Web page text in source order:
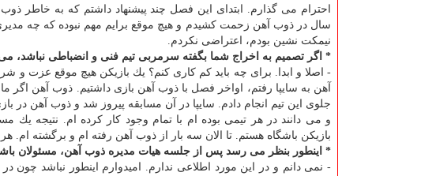
سال در ذوب آهن زحمت كشیدم و هیچ موقع برایم مهم نبوده كه چه
نیمكت نشین بودم، اعتراضی نكردم.
* اگر تصمیم به اخراج شما بگفته سرمربی تیم فنی و انضباطی نباشد،
- اصلا و ابدا. برای چه باید كم كاری كنم؟ یك بازیكن هیچ موقع
آهن به سایپا رفتم، اواخر فصل با ذوب آهن بازی داشتیم. ذوب آهن
جلوی این تیم انجام دادم. سایپا در آن مسابقه پیروز شد و ذوب آهن در
و می دانند در هر تیمی بوده ام با تمام وجود كار كرده ام. نتیجه
بازیكن باشگاه هستم. تا الان سه بار از ذوب آهن رفته ام و برگشته ام.
* اینطور بنظر می رسد پس از جلسه هیات مدیره ذوب آهن، مسئولان
- نمی دانم و در این مورد اطلاعی ندارم. امیدوارم اینطور نباشد چون